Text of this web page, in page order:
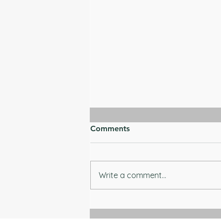
Highest Room
Comments
Write a comment...